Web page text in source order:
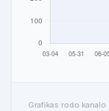
Grafikas rodo